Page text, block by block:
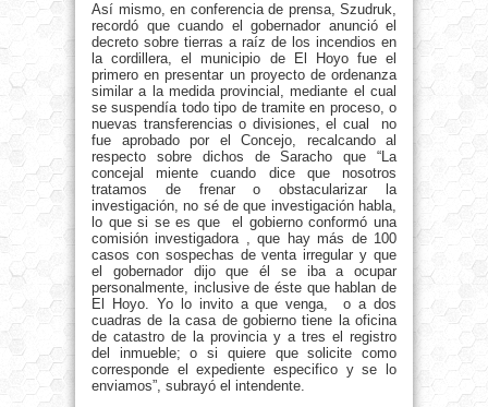
Así mismo, en conferencia de prensa, Szudruk,
recordó que cuando el gobernador anunció el
decreto sobre tierras a raíz de los incendios en
la cordillera, el municipio de El Hoyo fue el
primero en presentar un proyecto de ordenanza
similar a la medida provincial, mediante el cual
se suspendía todo tipo de tramite en proceso, o
nuevas transferencias o divisiones, el cual no
fue aprobado por el Concejo, recalcando al
respecto sobre dichos de Saracho que “La
concejal miente cuando dice que nosotros
tratamos de frenar o obstacularizar la
investigación, no sé de que investigación habla,
lo que si se es que el gobierno conformó una
comisión investigadora , que hay más de 100
casos con sospechas de venta irregular y que
el gobernador dijo que él se iba a ocupar
personalmente, inclusive de éste que hablan de
El Hoyo. Yo lo invito a que venga, o a dos
cuadras de la casa de gobierno tiene la oficina
de catastro de la provincia y a tres el registro
del inmueble; o si quiere que solicite como
corresponde el expediente especifico y se lo
enviamos”, subrayó el intendente.